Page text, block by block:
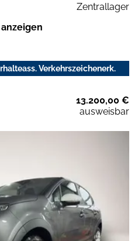
Zentrallager
Verkehrszeichenerk.
13.200,00 €
ausweisbar